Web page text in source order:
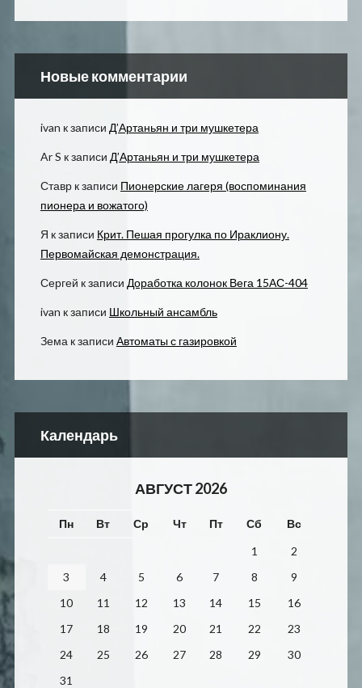
Новые комментарии
ivan к записи Д’Артаньян и три мушкетера
Ar S к записи Д’Артаньян и три мушкетера
Ставрк записи Пионерские лагеря (воспоминания
пионера и вожатого)
Я к записи Крит. Пешая прогулка по Ираклиону.
Первомайская демонстрация.
Сергей к записи Доработка колонок Вега 15АС-404
ivan к записи Школьный ансамбль
Зема к записи Автоматы с газировкой
Календарь
АВГУСТ 2026
Пн Вт Ср Чт Пт Сб
Вс
1
2
3
4 5 6 7 8
9
10
11 12 13 14 15
16
17
18 19 20 21 22
23
24
25 26 27 28 29
30
31